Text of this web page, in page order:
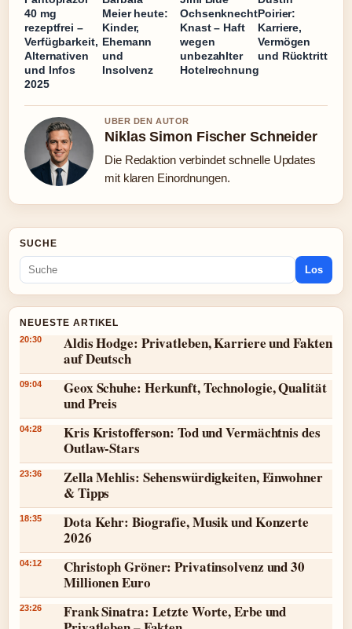
40 mg
rezeptfrei –
Verfügbarkeit,
Alternativen
und Infos
2025
Meier heute:
Kinder,
Ehemann
und
Insolvenz
Ochsenknecht
Knast – Haft
wegen
unbezahlter
Hotelrechnung
Poirier:
Karriere,
Vermögen
und Rücktritt
UBER DEN AUTOR
Niklas Simon Fischer Schneider
Die Redaktion verbindet schnelle Updates
mit klaren Einordnungen.
SUCHE
Los
NEUESTE ARTIKEL
20:30
Aldis Hodge: Privatleben, Karriere und Fakten
auf Deutsch
09:04
Geox Schuhe: Herkunft, Technologie, Qualität
und Preis
04:28
Kris Kristofferson: Tod und Vermächtnis des
Outlaw-Stars
23:36
Zella Mehlis: Sehenswürdigkeiten, Einwohner
& Tipps
18:35
Dota Kehr: Biografie, Musik und Konzerte
2026
04:12
Christoph Gröner: Privatinsolvenz und 30
Millionen Euro
23:26
Frank Sinatra: Letzte Worte, Erbe und